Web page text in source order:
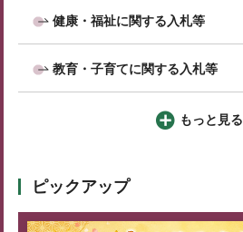
健康・福祉に関する入札等
教育・子育てに関する入札等
もっと見る
ピックアップ